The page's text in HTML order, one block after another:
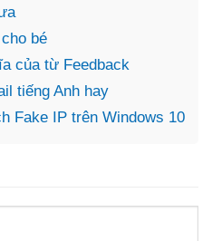
bé
của từ Feedback
tiếng Anh hay
Fake IP trên Windows 10